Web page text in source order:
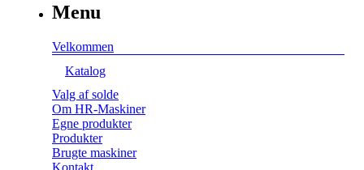
Menu
Velkommen
Katalog
Valg af solde
Om HR-Maskiner
Egne produkter
Produkter
Brugte maskiner
Kontakt